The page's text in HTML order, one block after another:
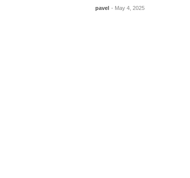
pavel - May 4, 2025